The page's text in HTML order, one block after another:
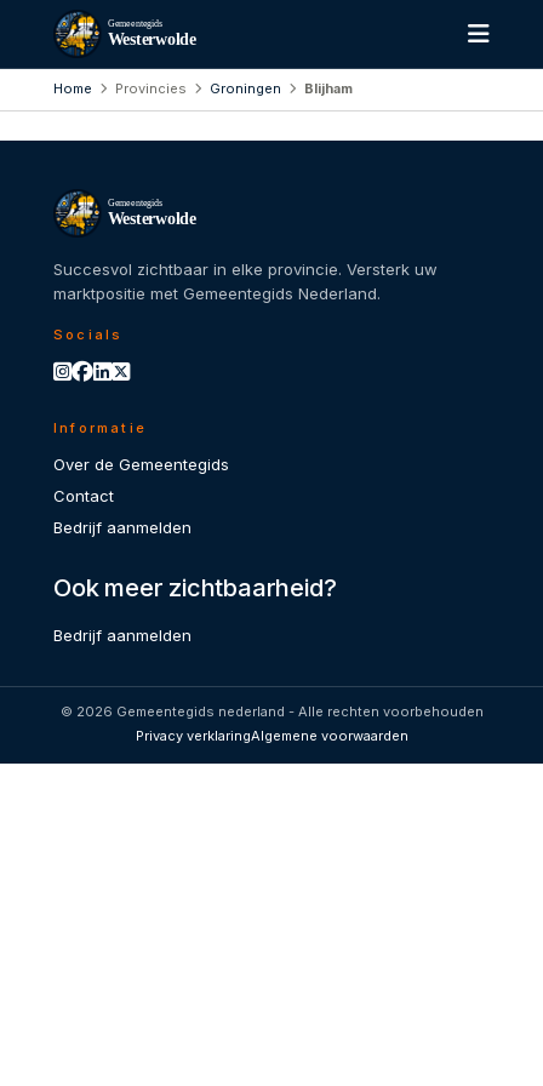
Gemeentegids
Westerwolde
Home Provincies Groningen Blijham
Gemeentegids
Westerwolde
Succesvol zichtbaar in elke provincie. Versterk uw
marktpositie met Gemeentegids Nederland.
Socials
Informatie
Over de Gemeentegids
Contact
Bedrijf aanmelden
Ook meer zichtbaarheid?
Bedrijf aanmelden
© 2026 Gemeentegids nederland - Alle rechten voorbehouden
Privacy verklaringAlgemene voorwaarden